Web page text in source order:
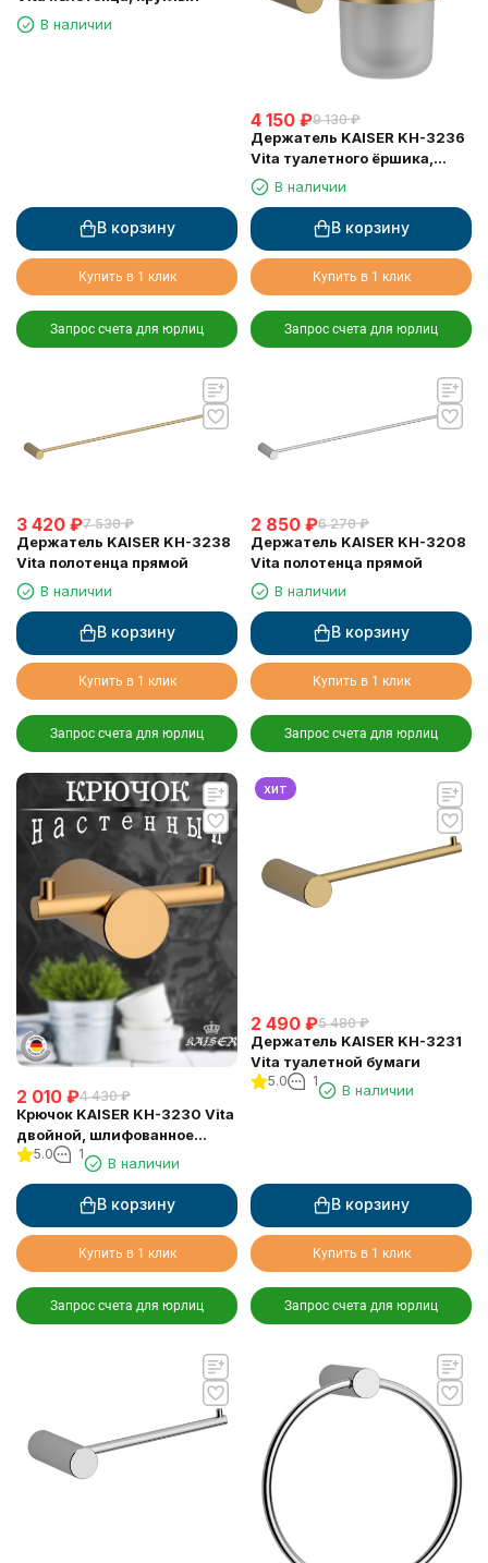
В наличии
В корзину
Купить в 1 клик
Запрос счета для юрлиц
4 150 ₽9 130 ₽
Держатель KAISER KH-3236
Vita туалетного ёршика,
настенный
В наличии
В корзину
Купить в 1 клик
Запрос счета для юрлиц
3 420 ₽7 530 ₽
Держатель KAISER KH-3238
Vita полотенца прямой
В наличии
В корзину
Купить в 1 клик
Запрос счета для юрлиц
2 850 ₽6 270 ₽
Держатель KAISER KH-3208
Vita полотенца прямой
В наличии
В корзину
Купить в 1 клик
Запрос счета для юрлиц
2 010 ₽4 430 ₽
Крючок KAISER KH-3230 Vita
двойной, шлифованное
золото
5.0 1
В наличии
В корзину
Купить в 1 клик
Запрос счета для юрлиц
хит
2 490 ₽5 480 ₽
Держатель KAISER KH-3231
Vita туалетной бумаги
5.0 1
В наличии
В корзину
Купить в 1 клик
Запрос счета для юрлиц